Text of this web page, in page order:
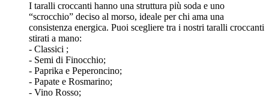
I taralli croccanti hanno una struttura più soda e uno
“scrocchio” deciso al morso, ideale per chi ama una
consistenza energica. Puoi scegliere tra i nostri taralli croccanti
stirati a mano:
- Classici ;
- Semi di Finocchio;
- Paprika e Peperoncino;
- Papate e Rosmarino;
- Vino Rosso;